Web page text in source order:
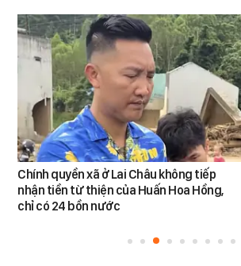
Chính quyền xã ở Lai Châu không tiếp
nhận tiền từ thiện của Huấn Hoa Hồng,
chỉ có 24 bồn nước